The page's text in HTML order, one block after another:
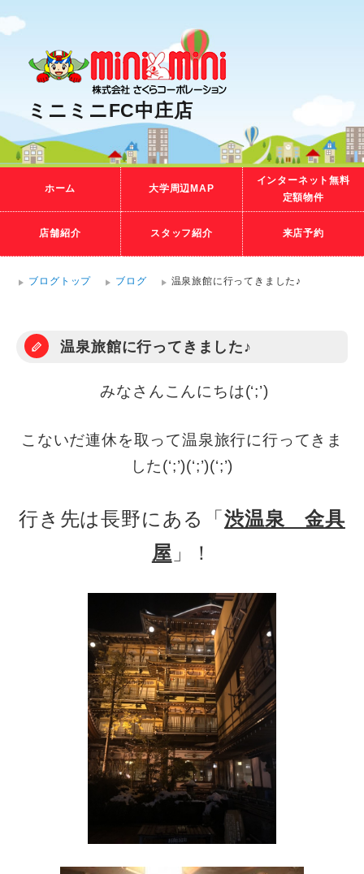
ミニミニFC中庄店
ホーム 大学周辺MAP
インターネット無料
定額物件
店舗紹介 スタッフ紹介 来店予約
ブログトップ ブログ 温泉旅館に行ってきました♪
温泉旅館に行ってきました♪
みなさんこんにちは(‘;’)
こないだ連休を取って温泉旅行に行ってきま
した(‘;’)(‘;’)(‘;’)
行き先は長野にある「渋温泉 金具
屋 」！